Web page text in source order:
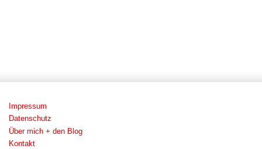
Impressum
Datenschutz
Über mich + den Blog
Kontakt